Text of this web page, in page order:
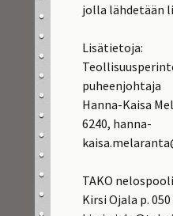
jolla lähdetään
Lisätietoja:
puheenjohtaja
Hanna-Kaisa
6240, hanna-
TAKO
Kirsi Ojala p. 050